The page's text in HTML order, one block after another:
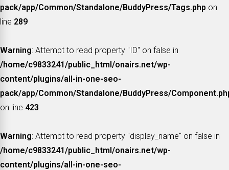
pack/app/Common/Standalone/BuddyPress/Tags.php on
line 289
Warning: Attempt to read property "ID" on false in
/home/c9833241/public_html/onairs.net/wp-
content/plugins/all-in-one-seo-
pack/app/Common/Standalone/BuddyPress/
on line 423
Warning: Attempt to read property "display_name" on false in
/home/c9833241/public_html/onairs.net/wp-
content/plugins/all-in-one-seo-